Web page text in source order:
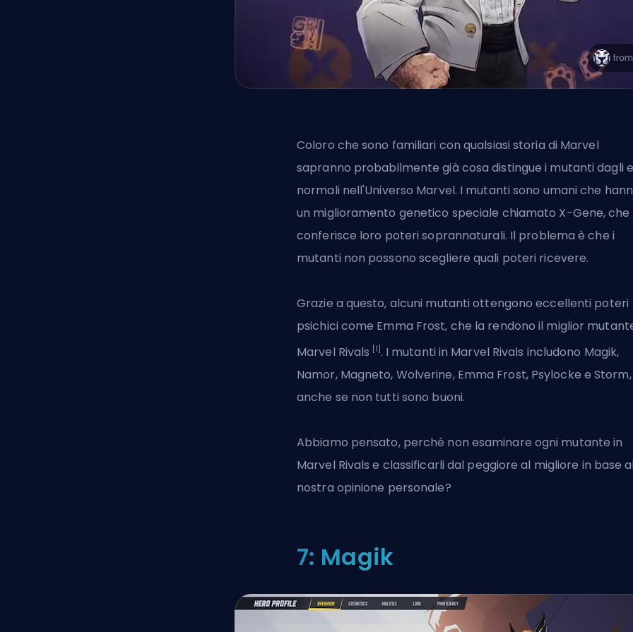
Coloro che sono familiari con qualsiasi storia di Marvel
sapranno probabilmente già cosa distingue i mutanti dagli
normali nell'Universo Marvel. I mutanti sono umani che
un miglioramento genetico speciale chiamato X-Gene, che
conferisce loro poteri soprannaturali. Il problema è che i
mutanti non possono scegliere quali poteri ricevere.
Grazie a questo, alcuni mutanti ottengono eccellenti poteri
psichici come Emma Frost, che la rendono il miglior
Marvel Rivals
[1] . I mutanti in Marvel Rivals includono Magik,
Namor, Magneto, Wolverine, Emma Frost, Psylocke e Storm,
anche se non tutti sono buoni.
Abbiamo pensato, perché non esaminare ogni mutante in
Marvel Rivals e classificarli dal peggiore al migliore in base
nostra opinione personale?
7: Magik